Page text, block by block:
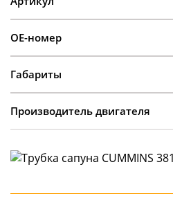
OE-номер
Габариты
Производитель двигателя